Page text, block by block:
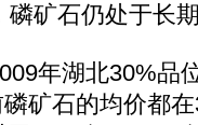
矿石仍处于长
年湖北30%品
矿石的均价都